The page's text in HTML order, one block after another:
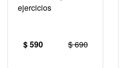
ejercicios
$ 590 $ 690